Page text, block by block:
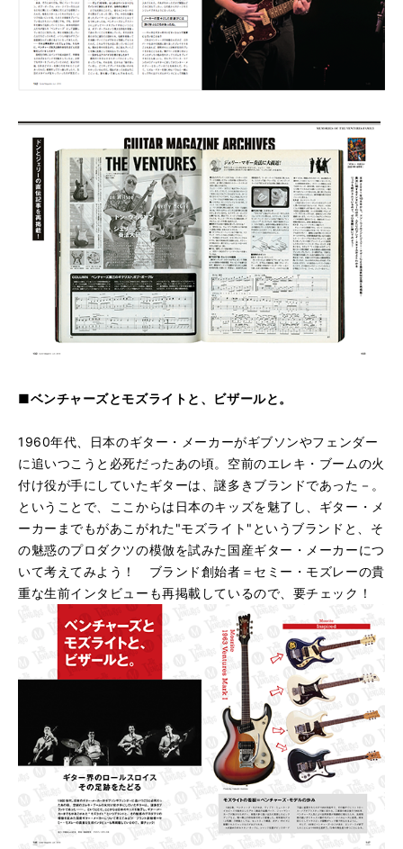
■ベンチャーズとモズライトと、ビザールと。
1960年代、日本のギター・メーカーがギブソンやフェンダー
に追いつこうと必死だったあの頃。空前のエレキ・ブームの火
付け役が手にしていたギターは、謎多きブランドであった－。
ということで、ここからは日本のキッズを魅了し、ギター・メ
ーカーまでもがあこがれた"モズライト"というブランドと、そ
の魅惑のプロダクツの模倣を試みた国産ギター・メーカーにつ
いて考えてみよう！ ブランド創始者＝セミー・モズレーの貴
重な生前インタビューも再掲載しているので、要チェック！